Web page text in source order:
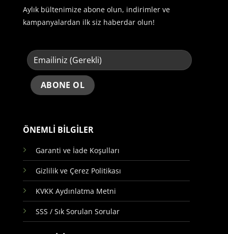
ÖNEMLİ BİLGİLER
Garanti ve İade Koşulları
Gizlilik ve Çerez Politikası
KVKK Aydınlatma Metni
SSS / Sık Sorulan Sorular
Aylık bültenimize abone olun, indirimler ve
kampanyalardan ilk siz haberdar olun!